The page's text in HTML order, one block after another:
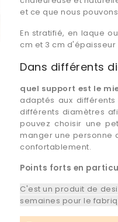
et ce que nous
En stratifié, en laque
cm et 3 cm
Dans différents
quel support est le
adaptés aux
différents diamètres
pouvez choisir une
manger une personne
confortablement.
Points forts en
C'est un produit de
semaines pour le